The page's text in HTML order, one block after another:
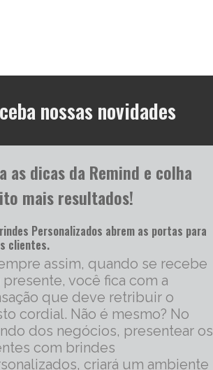
nossas novidades
as dicas da Remind e colha
mais resultados!
Personalizados abrem as portas para
clientes.
assim, quando se recebe
você fica com a
que deve retribuir o
cordial. Não é mesmo? No
dos negócios, presentear os
com brindes
criará um ambiente